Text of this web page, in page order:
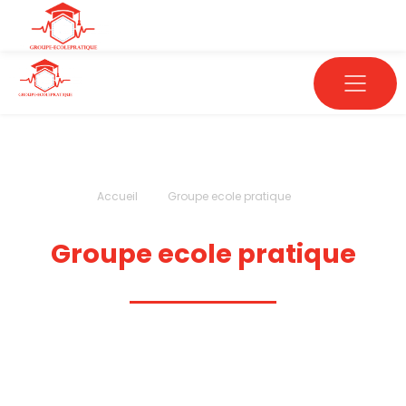
Accueil Groupe ecole pratique
Groupe ecole pratique